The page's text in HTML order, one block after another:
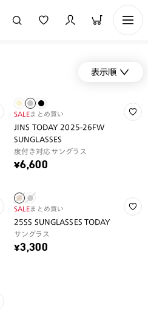
表示順
SALEまとめ買い
JINS TODAY 2025-26FW
SUNGLASSES
度付き対応サングラス
¥6,600
SALEまとめ買い
25SS SUNGLASSES TODAY
サングラス
¥3,300